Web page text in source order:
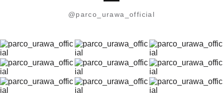
@parco_urawa_official